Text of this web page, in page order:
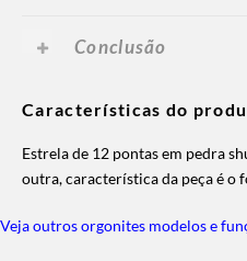
Conclusão
Características do
Estrela de 12 pontas em pedra
outra, característica da peça é o
Veja outros orgonites modelos e